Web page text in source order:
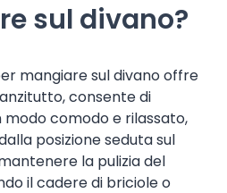
sul divano?
mangiare sul divano offre
consente di
comodo e rilassato,
posizione seduta sul
la pulizia del
il cadere di briciole o